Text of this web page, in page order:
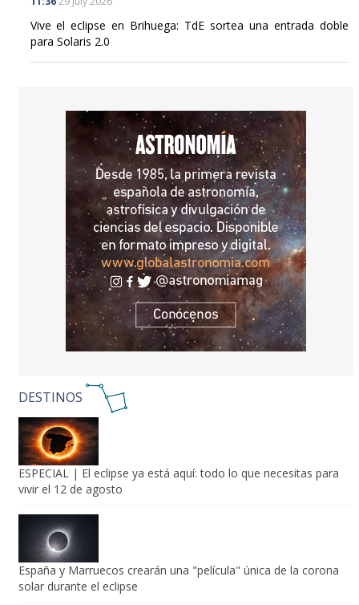
29 July 2026
Vive el eclipse en Brihuega: TdE sortea una entrada doble
para Solaris 2.0
DESTINOS
ESPECIAL | El eclipse ya está aquí: todo lo que necesitas para
vivir el 12 de agosto
España y Marruecos crearán una "película" única de la corona
solar durante el eclipse